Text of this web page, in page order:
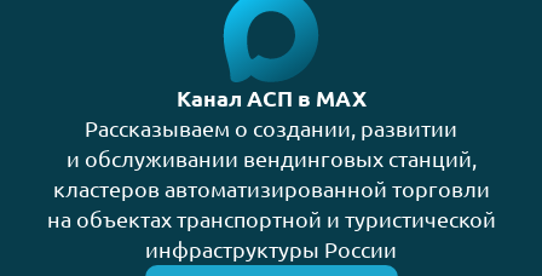
Канал АСП в MAX
Рассказываем о создании, развитии
и обслуживании вендинговых станций,
кластеров автоматизированной торговли
на объектах транспортной и туристической
инфраструктуры России